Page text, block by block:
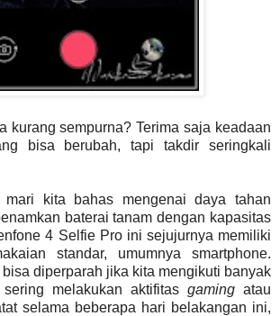
kurang sempurna? Terima saja keadaan
bisa berubah, tapi takdir seringkali
mari kita bahas mengenai daya tahan
baterai tanam dengan kapasitas
4 Selfie Pro ini sejujurnya memiliki
standar, umumnya smartphone.
diperparah jika kita mengikuti banyak
melakukan aktifitas gaming atau
selama beberapa hari belakangan ini,